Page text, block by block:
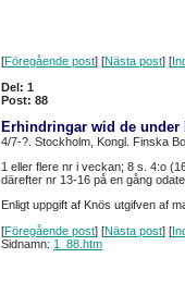
[Föregående post] [Nästa post] [
Del: 1
Post: 88
Erhindringar wid de
4/7-?. Stockholm, Kongl. Finska
1 eller flere nr i veckan; 8 s. 4:o
därefter nr 13-16 på en gång
Enligt uppgift af Knös utgifven af
[Föregående post] [Nästa post] [
Sidnamn: 1_88.htm